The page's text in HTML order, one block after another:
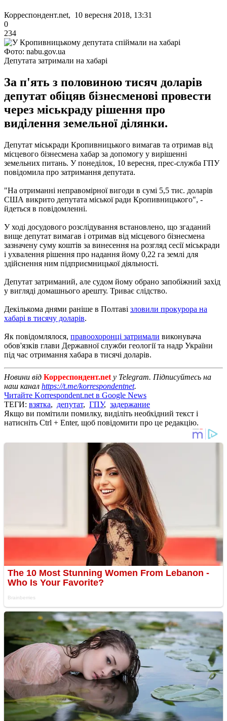
Корреспондент.net, 10 вересня 2018, 13:31
0
234
Фото: nabu.gov.ua
Депутата затримали на хабарі
За п'ять з половиною тисяч доларів
депутат обіцяв бізнесменові провести
через міськраду рішення про
виділення земельної ділянки.
Депутат міськради Кропивницького вимагав та отримав від
місцевого бізнесмена хабар за допомогу у вирішенні
земельних питань. У понеділок, 10 вересня, прес-служба ГПУ
повідомила про затримання депутата.
"На отриманні неправомірної вигоди в сумі 5,5 тис. доларів
США викрито депутата міської ради Кропивницького", -
йдеться в повідомленні.
У ході досудового розслідування встановлено, що згаданий
вище депутат вимагав і отримав від місцевого бізнесмена
зазначену суму коштів за винесення на розгляд сесії міськради
і ухвалення рішення про надання йому 0,22 га землі для
здійснення ним підприємницької діяльності.
Депутат затриманий, але судом йому обрано запобіжний захід
у вигляді домашнього арешту. Триває слідство.
Декількома днями раніше в Полтаві зловили прокурора на
хабарі в тисячу доларів.
Як повідомлялося, правоохоронці затримали виконувача
обов'язків глави Державної служби геології та надр України
під час отримання хабара в тисячі доларів.
Новини від Корреспондент.net у Telegram. Підписуйтесь на
наш канал https://t.me/korrespondentnet.
Читайте Korrespondent.net в Google News
ТЕГИ: взятка, депутат, ГПУ, задержание
Якщо ви помітили помилку, виділіть необхідний текст і
натисніть Ctrl + Enter, щоб повідомити про це редакцію.